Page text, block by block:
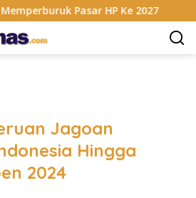
Pasar HP Ke 2027
Jagoan
Hingga
2024